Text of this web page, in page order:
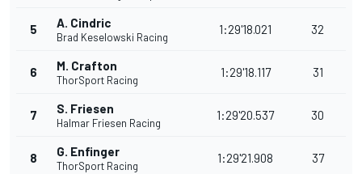
5 A. Cindric
Brad Keselowski Racing
1:29'18.021 32
6 M. Crafton
ThorSport Racing
1:29'18.117 31
7 S. Friesen
Halmar Friesen Racing
1:29'20.537 30
8 G. Enfinger
ThorSport Racing
1:29'21.908 37